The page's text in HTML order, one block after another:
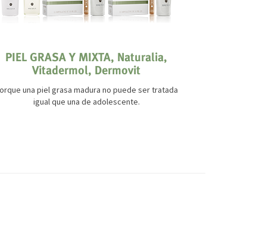
PIEL GRASA Y MIXTA, Naturalia,
Vitadermol, Dermovit
una piel grasa madura no puede ser tratada
igual que una de adolescente.